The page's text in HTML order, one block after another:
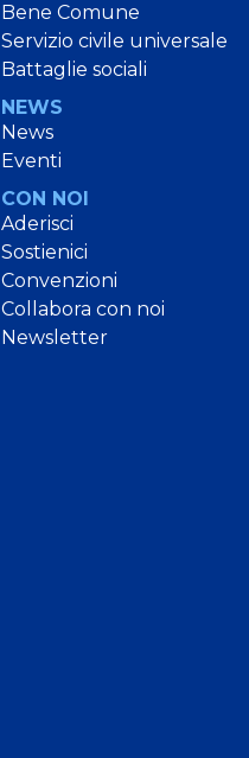
Bene Comune
Servizio civile universale
Battaglie sociali
NEWS
News
Eventi
CON NOI
Aderisci
Sostienici
Convenzioni
Collabora con noi
Newsletter